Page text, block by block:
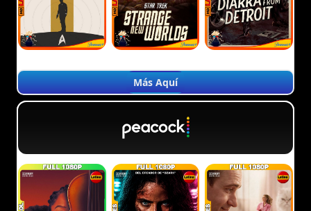
Más Aquí